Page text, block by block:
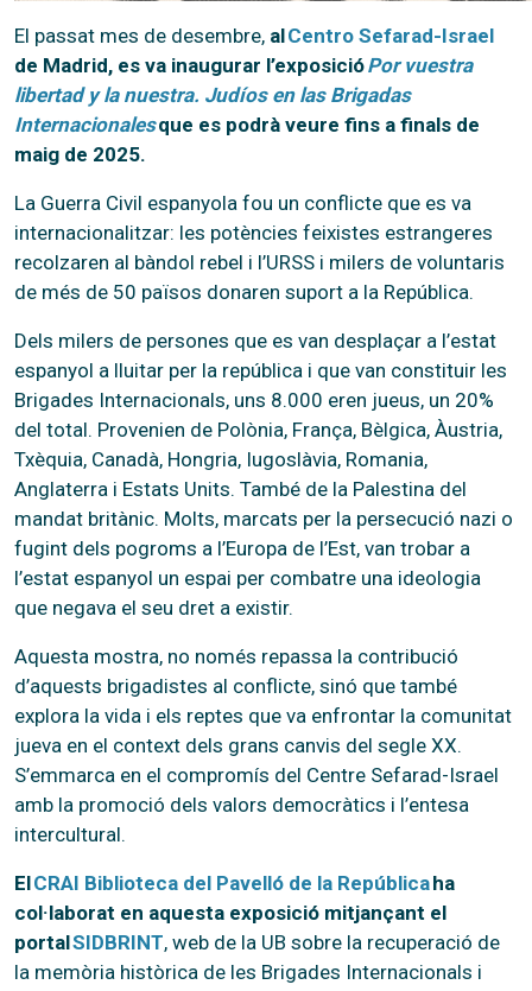
El passat mes de desembre, alCentro Sefarad-Israel
de Madrid, es va inaugurar l’exposicióPor vuestra
libertad y la nuestra. Judíos en las Brigadas
Internacionalesque es podrà veure fins a finals de
maig de 2025.
La Guerra Civil espanyola fou un conflicte que es va
internacionalitzar: les potències feixistes estrangeres
recolzaren al bàndol rebel i l’URSS i milers de voluntaris
de més de 50 països donaren suport a la República.
Dels milers de persones que es van desplaçar a l’estat
espanyol a lluitar per la república i que van constituir les
Brigades Internacionals, uns 8.000 eren jueus, un 20%
del total. Provenien de Polònia, França, Bèlgica, Àustria,
Txèquia, Canadà, Hongria, Iugoslàvia, Romania,
Anglaterra i Estats Units. També de la Palestina del
mandat britànic. Molts, marcats per la persecució nazi o
fugint dels pogroms a l’Europa de l’Est, van trobar a
l’estat espanyol un espai per combatre una ideologia
que negava el seu dret a existir.
Aquesta mostra, no només repassa la contribució
d’aquests brigadistes al conflicte, sinó que també
explora la vida i els reptes que va enfrontar la comunitat
jueva en el context dels grans canvis del segle XX.
S’emmarca en el compromís del Centre Sefarad-Israel
amb la promoció dels valors democràtics i l’entesa
intercultural.
ElCRAI Biblioteca del Pavelló de la Repúblicaha
col·laborat en aquesta exposició mitjançant el
portalSIDBRINT, web de la UB sobre la recuperació de
la memòria històrica de les Brigades Internacionals i